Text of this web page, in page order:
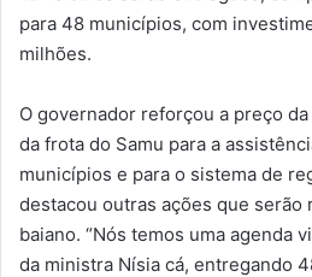
para 48 municípios, com
milhões.
O governador reforçou a preço
da frota do Samu para a
municípios e para o sistema de
destacou outras ações que serão
baiano. “Nós temos uma agenda
da ministra Nísia cá, entregando